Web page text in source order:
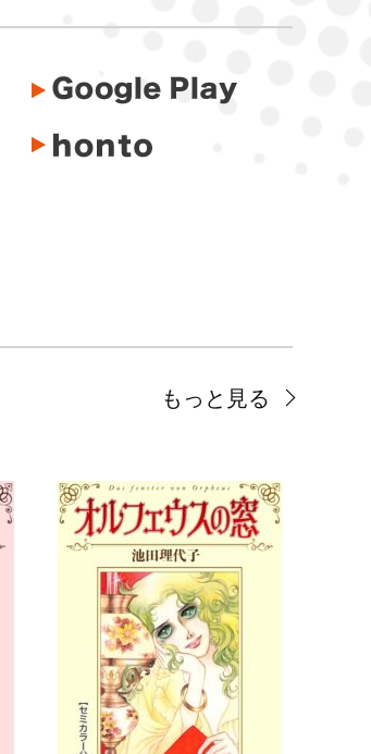
もっと見る